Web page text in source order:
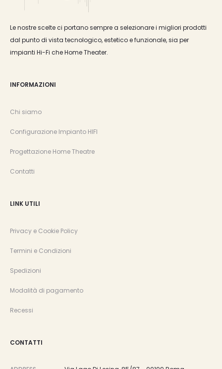
Le nostre scelte ci portano sempre a selezionare i migliori prodotti
dal punto di vista tecnologico, estetico e funzionale, sia per
impianti Hi-Fi che Home Theater.
INFORMAZIONI
Chi siamo
Configurazione Impianto HIFI
Progettazione Home Theatre
Contatti
LINK UTILI
Privacy e Cookie Policy
Termini e Condizioni
Spedizioni
Modalità di pagamento
Recessi
CONTATTI